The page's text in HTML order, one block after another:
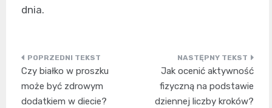
dnia.
Nawigacja
wpisu
Czy białko w proszku
może być zdrowym
dodatkiem w diecie?
Jak ocenić aktywność
fizyczną na podstawie
dziennej liczby kroków?